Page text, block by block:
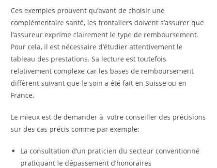
Ces exemples prouvent qu’avant de choisir une
complémentaire santé, les frontaliers doivent s’assurer que
l’assureur exprime clairement le type de remboursement.
Pour cela, il est nécessaire d’étudier attentivement le
tableau des prestations. Sa lecture est toutefois
relativement complexe car les bases de remboursement
diffèrent suivant que le soin a été fait en Suisse ou en
France.
Le mieux est de demander à votre conseiller des précisions
sur des cas précis comme par exemple:
La consultation d’un praticien du secteur conventionné
pratiquant le dépassement d’honoraires